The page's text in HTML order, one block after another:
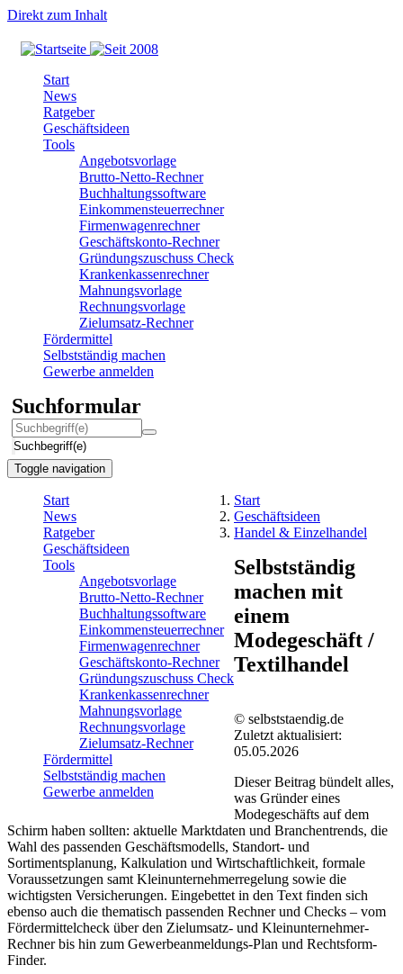
Direkt zum Inhalt
Start
News
Ratgeber
Geschäftsideen
Tools
Angebotsvorlage
Brutto-Netto-Rechner
Buchhaltungssoftware
Einkommensteuerrechner
Firmenwagenrechner
Geschäftskonto-Rechner
Gründungszuschuss Check
Krankenkassenrechner
Mahnungsvorlage
Rechnungsvorlage
Zielumsatz-Rechner
Fördermittel
Selbstständig machen
Gewerbe anmelden
Suchformular
Suchbegriff(e)
Toggle navigation
Start
News
Ratgeber
Geschäftsideen
Tools
Angebotsvorlage
Brutto-Netto-Rechner
Buchhaltungssoftware
Einkommensteuerrechner
Firmenwagenrechner
Geschäftskonto-Rechner
Gründungszuschuss Check
Krankenkassenrechner
Mahnungsvorlage
Rechnungsvorlage
Zielumsatz-Rechner
Fördermittel
Selbstständig machen
Gewerbe anmelden
Start
Geschäftsideen
Handel & Einzelhandel
Selbstständig
machen mit
einem
Modegeschäft /
Textilhandel
© selbststaendig.de
Zuletzt aktualisiert:
05.05.2026
Dieser Beitrag bündelt alles,
was Gründer eines
Modegeschäfts auf dem
Schirm haben sollten: aktuelle Marktdaten und Branchentrends, die
Wahl des passenden Geschäftsmodells, Standort- und
Sortimentsplanung, Kalkulation und Wirtschaftlichkeit, formale
Voraussetzungen samt Kleinunternehmerregelung sowie die
wichtigsten Versicherungen. Eingebettet in den Text finden sich
ebenso auch die thematisch passenden Rechner und Checks – vom
Fördermittelcheck über den Zielumsatz- und Kleinunternehmer-
Rechner bis hin zum Gewerbeanmeldungs-Plan und Rechtsform-
Finder.